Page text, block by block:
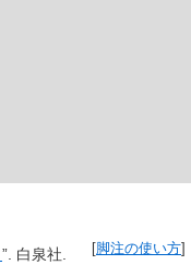
脚注の使い方
”. 白泉社.